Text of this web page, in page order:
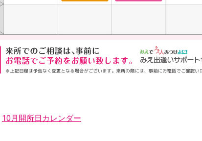
10月開所日カレンダー